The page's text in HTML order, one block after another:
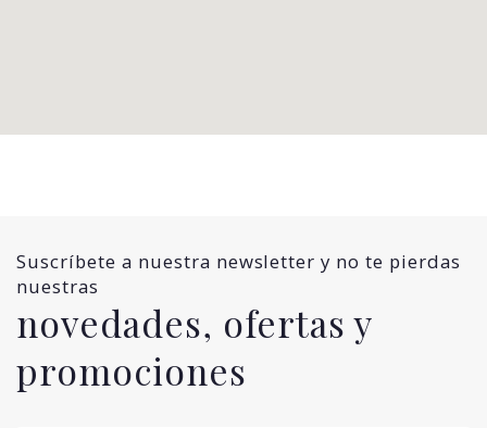
Suscríbete a nuestra newsletter y no te pierdas
nuestras
novedades, ofertas y
promociones